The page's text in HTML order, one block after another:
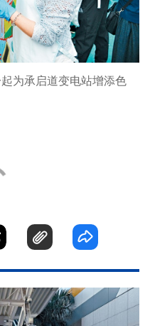
为承启道变电站增添色